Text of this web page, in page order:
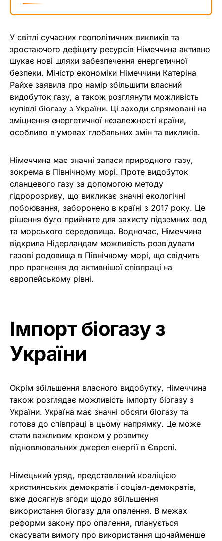
У світлі сучасних геополітичних викликів та
зростаючого дефіциту ресурсів Німеччина активно
шукає нові шляхи забезпечення енергетичної
безпеки. Міністр економіки Німеччини Катеріна
Райхе заявила про намір збільшити власний
видобуток газу, а також розглянути можливість
купівлі біогазу з України. Ці заходи спрямовані на
зміцнення енергетичної незалежності країни,
особливо в умовах глобальних змін та викликів.
Німеччина має значні запаси природного газу,
зокрема в Північному морі. Проте видобуток
сланцевого газу за допомогою методу
гідророзриву, що викликає значні екологічні
побоювання, заборонено в країні з 2017 року. Це
рішення було прийняте для захисту підземних вод
та морського середовища. Водночас, Німеччина
відкрила Нідерландам можливість розвідувати
газові родовища в Північному морі, що свідчить
про прагнення до активнішої співпраці на
європейському рівні.
Імпорт біогазу з
України
Окрім збільшення власного видобутку, Німеччина
також розглядає можливість імпорту біогазу з
України. Україна має значні обсяги біогазу та
готова до співпраці в цьому напрямку. Це може
стати важливим кроком у розвитку
відновлювальних джерел енергії в Європі.
Німецький уряд, представлений коаліцією
християнських демократів і соціал-демократів,
вже досягнув згоди щодо збільшення
використання біогазу для опалення. В межах
реформи закону про опалення, планується
скасувати вимогу про використання щонайменше